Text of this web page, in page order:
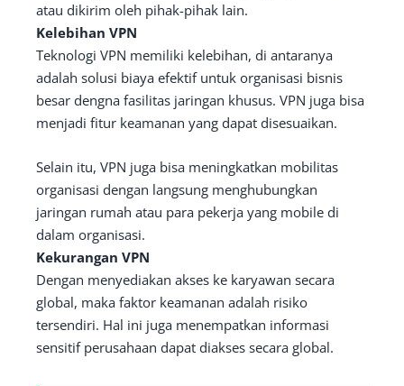
atau dikirim oleh pihak-pihak lain.
Kelebihan VPN
Teknologi VPN memiliki kelebihan, di antaranya
adalah solusi biaya efektif untuk organisasi bisnis
besar dengna fasilitas jaringan khusus. VPN juga bisa
menjadi fitur keamanan yang dapat disesuaikan.
Selain itu, VPN juga bisa meningkatkan mobilitas
organisasi dengan langsung menghubungkan
jaringan rumah atau para pekerja yang mobile di
dalam organisasi.
Kekurangan VPN
Dengan menyediakan akses ke karyawan secara
global, maka faktor keamanan adalah risiko
tersendiri. Hal ini juga menempatkan informasi
sensitif perusahaan dapat diakses secara global.